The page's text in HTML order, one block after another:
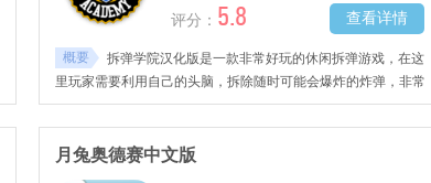
查看详情
评分： 5.8
概要
拆弹学院汉化版是一款非常好玩的休闲拆弹游戏，在这
里玩家需要利用自己的头脑，拆除随时可能会爆炸的炸弹，非常
考验玩家的逻辑思维能力。此外，该版本经过了民间大神的汉化
处理。
月兔奥德赛中文版